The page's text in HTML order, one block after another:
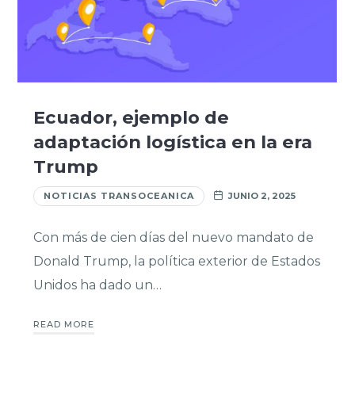
Ecuador, ejemplo de
adaptación logística en la era
Trump
NOTICIAS TRANSOCEANICA JUNIO 2, 2025
Con más de cien días del nuevo mandato de
Donald Trump, la política exterior de Estados
Unidos ha dado un…
READ MORE